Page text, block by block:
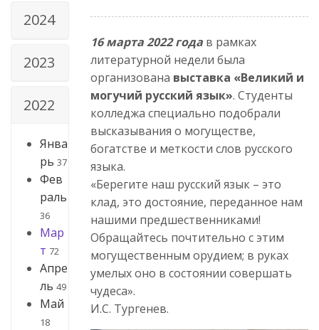
2024
2023
2022
Янва
рь 37
Фев
раль
36
Мар
т 72
Апре
ль 49
Май
18
16 марта 2022 года в рамках
литературной недели была
организована выставка «Великий и
могучий русский язык». Студенты
колледжа специально подобрали
высказывания о могуществе,
богатстве и меткости слов русского
языка.
«Берегите наш русский язык – это
клад, это достояние, переданное нам
нашими предшественниками!
Обращайтесь почтительно с этим
могущественным орудием; в руках
умелых оно в состоянии совершать
чудеса».
И.С. Тургенев.